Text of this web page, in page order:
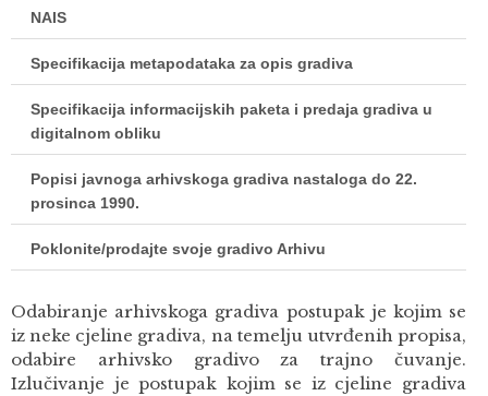
NAIS
Specifikacija metapodataka za opis gradiva
Specifikacija informacijskih paketa i predaja gradiva u
digitalnom obliku
Popisi javnoga arhivskoga gradiva nastaloga do 22.
prosinca 1990.
Poklonite/prodajte svoje gradivo Arhivu
Odabiranje arhivskoga gradiva postupak je kojim se
iz neke cjeline gradiva, na temelju utvrđenih propisa,
odabire arhivsko gradivo za trajno čuvanje.
Izlučivanje je postupak kojim se iz cjeline gradiva